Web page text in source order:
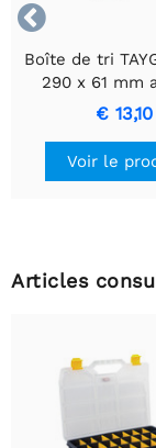

Boîte de tri
290 x 61 mm
compartiments
€ 13,10
Voir le
Articles